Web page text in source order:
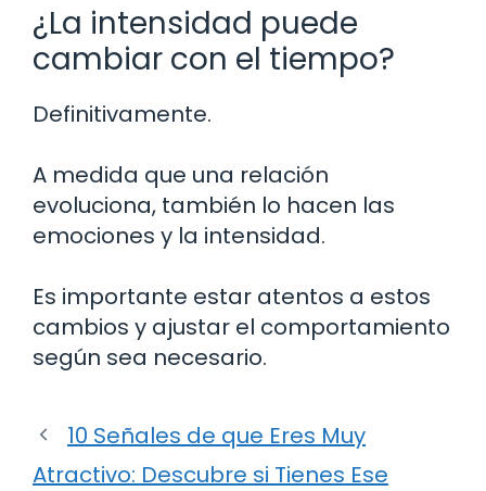
¿La intensidad puede
cambiar con el tiempo?
Definitivamente.
A medida que una relación
evoluciona, también lo hacen las
emociones y la intensidad.
Es importante estar atentos a estos
cambios y ajustar el comportamiento
según sea necesario.
10 Señales de que Eres Muy
Atractivo: Descubre si Tienes Ese